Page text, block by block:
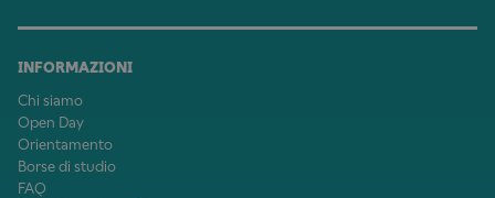
INFORMAZIONI
Chi siamo
Open Day
Orientamento
Borse di studio
FAQ